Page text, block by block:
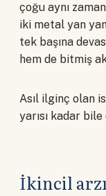
çoğu aynı
iki metal yan
tek başına
hem de bitmiş
Asıl ilginç olan
yarısı kadar bile
İkincil